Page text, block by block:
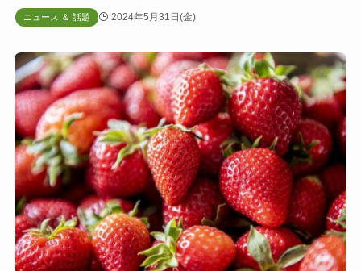
ニュース ＆ 話題 2024年5月31日(金)